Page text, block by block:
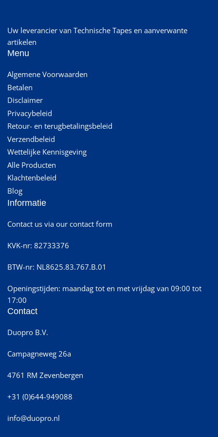
Uw leverancier van Technische Tapes en aanverwante
artikelen
Menu
Algemene Voorwaarden
Betalen
Disclaimer
Privacybeleid
Retour- en terugbetalingsbeleid
Verzendbeleid
Wettelijke Kennisgeving
Alle Producten
Klachtenbeleid
Blog
Informatie
Contact us via our contact form
KVK-nr: 82733376
BTW-nr: NL8625.83.767.B.01
Openingstijden: maandag tot en met vrijdag van 09:00 tot
17:00
Contact
Duopro B.V.
Campagneweg 26a
4761 RM Zevenbergen
+31 (0)644-949088
info@duopro.nl